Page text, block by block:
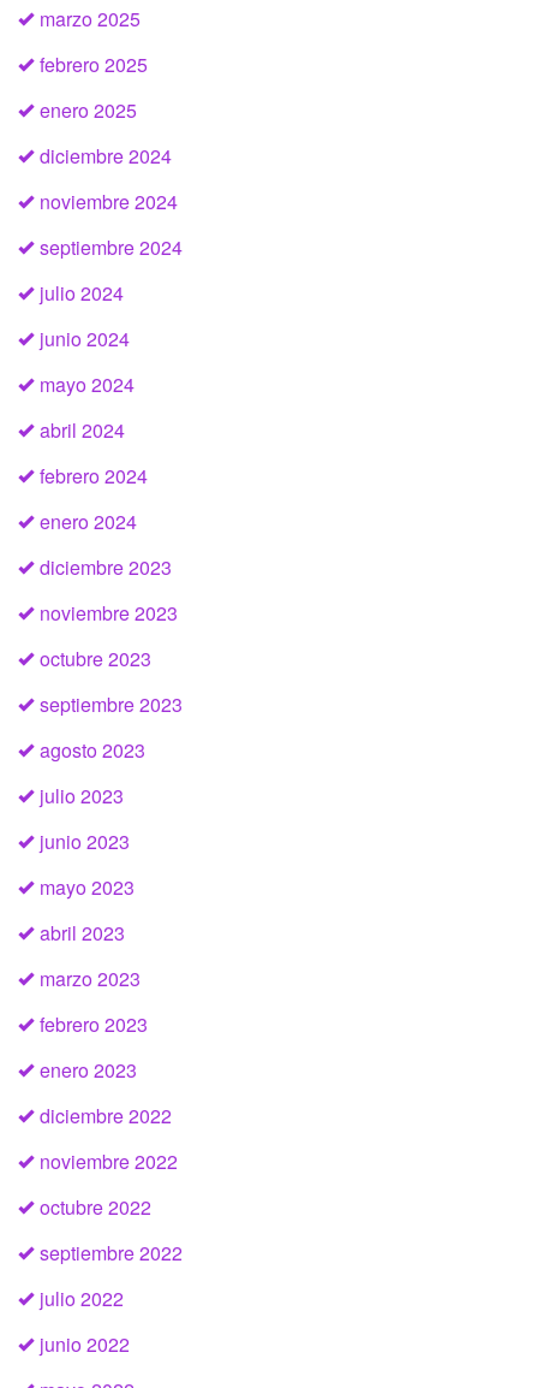
marzo 2025
febrero 2025
enero 2025
diciembre 2024
noviembre 2024
septiembre 2024
julio 2024
junio 2024
mayo 2024
abril 2024
febrero 2024
enero 2024
diciembre 2023
noviembre 2023
octubre 2023
septiembre 2023
agosto 2023
julio 2023
junio 2023
mayo 2023
abril 2023
marzo 2023
febrero 2023
enero 2023
diciembre 2022
noviembre 2022
octubre 2022
septiembre 2022
julio 2022
junio 2022